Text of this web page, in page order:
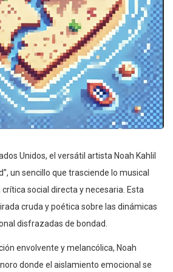
Unidos, el versátil artista Noah Kahlil
un sencillo que trasciende lo musical
social directa y necesaria. Esta
cruda y poética sobre las dinámicas
disfrazadas de bondad.
envolvente y melancólica, Noah
donde el aislamiento emocional se